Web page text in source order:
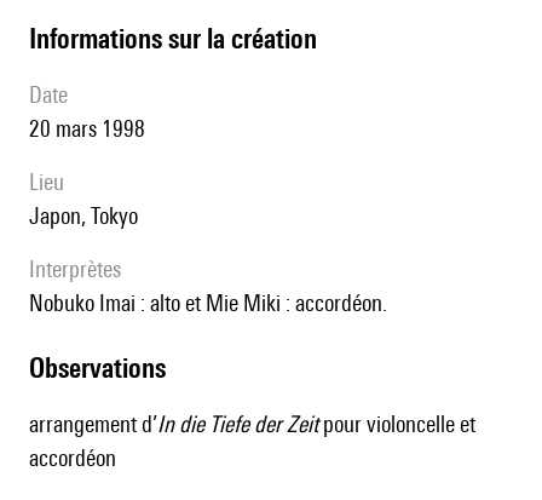
informations sur la création
date
20 mars 1998
lieu
Japon, Tokyo
interprètes
Nobuko Imai : alto et Mie Miki : accordéon.
observations
arrangement d’In die Tiefe der Zeitpour violoncelle et
accordéon